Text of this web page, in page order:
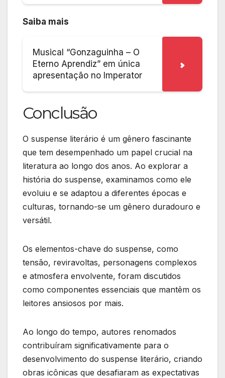
Saiba mais
Musical “Gonzaguinha – O
Eterno Aprendiz” em única
apresentação no Imperator
Conclusão
O suspense literário é um gênero fascinante
que tem desempenhado um papel crucial na
literatura ao longo dos anos. Ao explorar a
história do suspense, examinamos como ele
evoluiu e se adaptou a diferentes épocas e
culturas, tornando-se um gênero duradouro e
versátil.
Os elementos-chave do suspense, como
tensão, reviravoltas, personagens complexos
e atmosfera envolvente, foram discutidos
como componentes essenciais que mantêm os
leitores ansiosos por mais.
Ao longo do tempo, autores renomados
contribuíram significativamente para o
desenvolvimento do suspense literário, criando
obras icônicas que desafiaram as expectativas